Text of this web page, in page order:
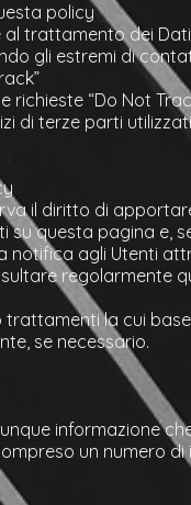
policy
al trattamento dei
gli estremi di
richieste “Do Not
di terze parti
il diritto di
su questa pagina e,
notifica agli Utenti
la cui
se necessario.
informazione
un numero